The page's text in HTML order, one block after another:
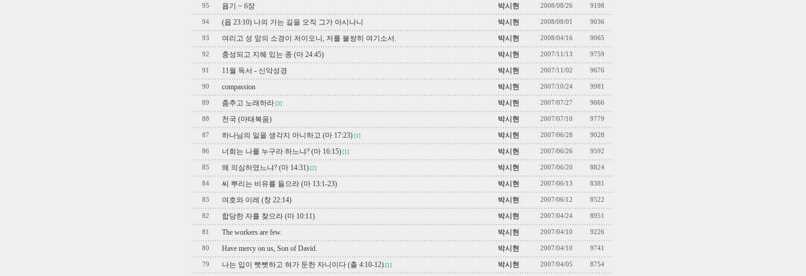
95 욥기 ~ 6장 박시현 2008/08/26 9198
94 (욥 23:10) 나의 가는 길을 오직 그가 아시나니 박시현 2008/08/01 9036
93 여리고 성 앞의 소경이 저이오니, 저를 불쌍히 여기소서. 박시현 2008/04/16 9065
92 충성되고 지혜 있는 종 (마 24:45) 박시현 2007/11/13 9759
91 11월 독서 - 신약성경 박시현 2007/11/02 9676
90 compassion 박시현 2007/10/24 9981
89 춤추고 노래하라 [3] 박시현 2007/07/27 9666
88 천국 (마태복음) 박시현 2007/07/10 9779
87 하나님의 일을 생각지 아니하고 (마 17:23) [1] 박시현 2007/06/28 9028
86 너희는 나를 누구라 하느냐? (마 16:15) [1] 박시현 2007/06/26 9592
85 왜 의심하였느냐? (마 14:31) [2] 박시현 2007/06/20 8824
84 씨 뿌리는 비유를 들으라 (마 13:1-23) 박시현 2007/06/13 8381
83 여호와 이레 (창 22:14) 박시현 2007/06/12 8522
82 합당한 자를 찾으라 (마 10:11) 박시현 2007/04/24 8951
81 The workers are few. 박시현 2007/04/10 9226
80 Have mercy on us, Son of David. 박시현 2007/04/10 9741
79 나는 입이 뻣뻣하고 혀가 둔한 자니이다 (출 4:10-12) [1] 박시현 2007/04/05 8754